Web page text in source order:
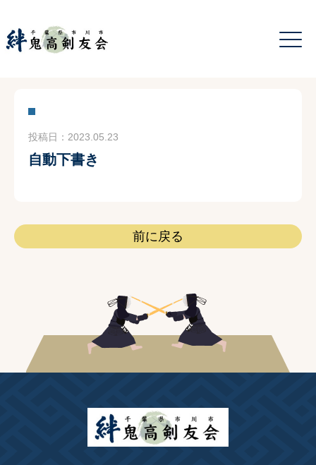
投稿日：2023.05.23
自動下書き
前に戻る